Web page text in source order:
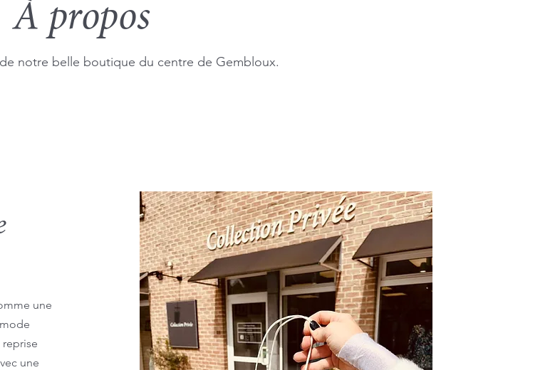
À propos
notre belle boutique du centre de Gembloux.
une
une